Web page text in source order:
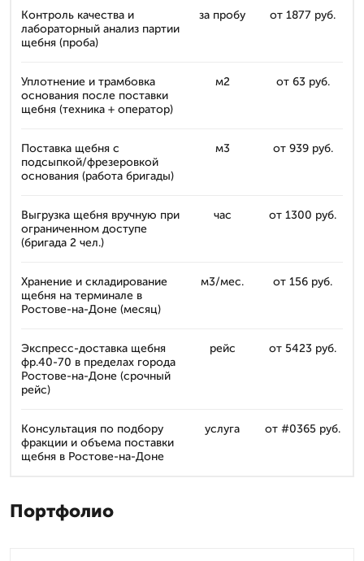
Контроль качества и
лабораторный анализ партии
щебня (проба)
за пробу от 1877 руб.
Уплотнение и трамбовка
основания после поставки
щебня (техника + оператор)
м2 от 63 руб.
Поставка щебня с
подсыпкой/фрезеровкой
основания (работа бригады)
м3 от 939 руб.
Выгрузка щебня вручную при
ограниченном доступе
(бригада 2 чел.)
час от 1300 руб.
Хранение и складирование
щебня на терминале в
Ростове-на-Доне (месяц)
м3/мес. от 156 руб.
Экспресс-доставка щебня
фр.40-70 в пределах города
Ростове-на-Доне (срочный
рейс)
рейс от 5423 руб.
Консультация по подбору
фракции и объема поставки
щебня в Ростове-на-Доне
услуга от #0365 руб.
Портфолио